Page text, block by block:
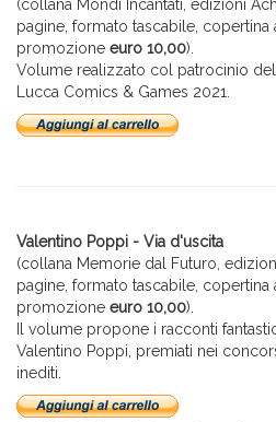
(collana Mondi Incantati, edizioni
pagine, formato tascabile, copertina
promozione euro 10,00).
Volume realizzato col patrocinio
Lucca Comics & Games 2021.
Valentino Poppi - Via d'uscita
(collana Memorie dal Futuro,
pagine, formato tascabile, copertina
promozione euro 10,00).
Il volume propone i racconti
Valentino Poppi, premiati nei
inediti.